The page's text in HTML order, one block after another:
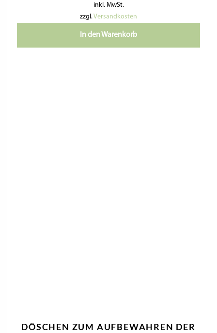
inkl. MwSt.
zzgl.Versandkosten
In den Warenkorb
DÖSCHEN ZUM AUFBEWAHREN DER